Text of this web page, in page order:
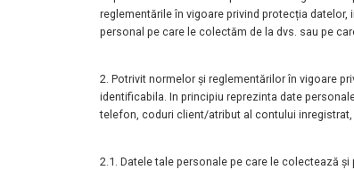
reglementările în vigoare privind protecția datelor,
personal pe care le colectăm de la dvs. sau pe
2. Potrivit normelor și reglementărilor în vigoare
identificabila. In principiu reprezinta date
telefon, coduri client/atribut al contului
2.1. Datele tale personale pe care le colectează